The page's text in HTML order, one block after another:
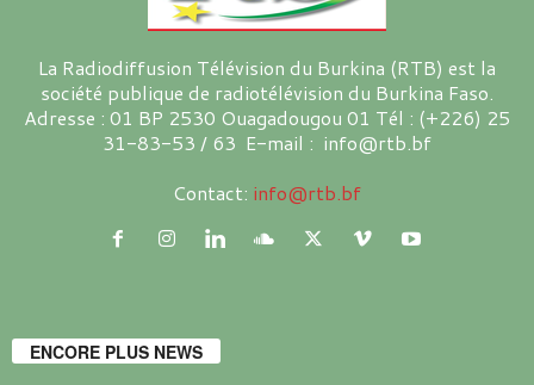
La Radiodiffusion Télévision du Burkina (RTB) est la
société publique de radiotélévision du Burkina Faso.
Adresse : 01 BP 2530 Ouagadougou 01 Tél : (+226) 25
31-83-53 / 63 E-mail : info@rtb.bf
Contact: info@rtb.bf
ENCORE PLUS NEWS